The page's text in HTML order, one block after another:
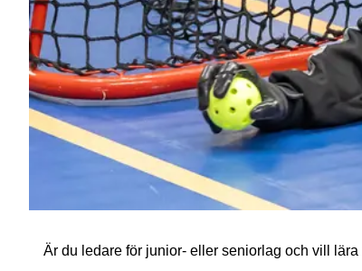
Är du ledare för junior- eller seniorlag och vill